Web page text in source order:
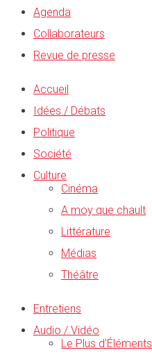
Agenda
Collaborateurs
Revue de presse
Accueil
Idées / Débats
Politique
Société
Culture
Cinéma
A moy que chault
Littérature
Médias
Théâtre
Entretiens
Audio / Vidéo
Le Plus d’Éléments